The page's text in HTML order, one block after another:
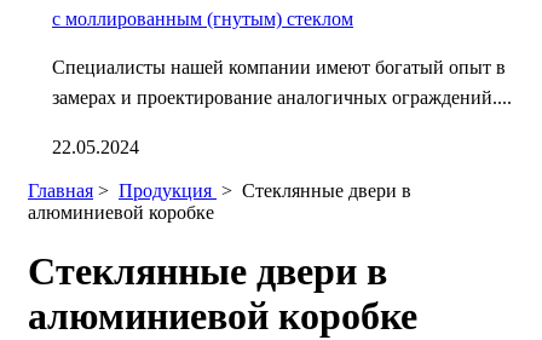
с моллированным (гнутым) стеклом
Специалисты нашей компании имеют богатый опыт в
замерах и проектирование аналогичных ограждений....
22.05.2024
Главная > Продукция > Стеклянные двери в
алюминиевой коробке
Стеклянные двери в
алюминиевой коробке